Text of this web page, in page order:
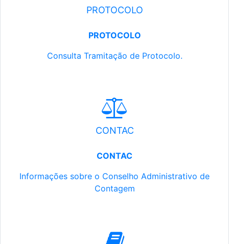
PROTOCOLO
PROTOCOLO
Consulta Tramitação de Protocolo.
CONTAC
CONTAC
Informações sobre o Conselho Administrativo de
Contagem